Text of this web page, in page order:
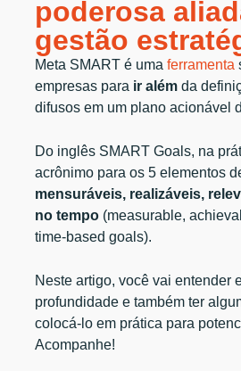
poderosa
gestão
Meta SMART é umaferramenta
empresas para ir além da
difusos em um plano acionável
Do inglês SMART Goals, na
acrônimo para os 5 elementos
mensuráveis, realizáveis,
no tempo (measurable,
time-based goals).
Neste artigo, você vai entender
profundidade e também ter
colocá-lo em prática para
Acompanhe!